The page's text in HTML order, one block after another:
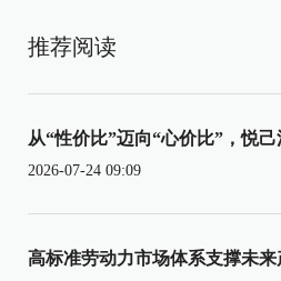
推荐阅读
从“性价比”迈向“心价比”，悦
2026-07-24 09:09
高标准劳动力市场体系支撑未来